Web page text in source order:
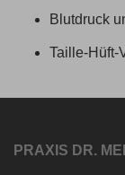
Blutdruck
Taille-Hüft-
PRAXIS DR.